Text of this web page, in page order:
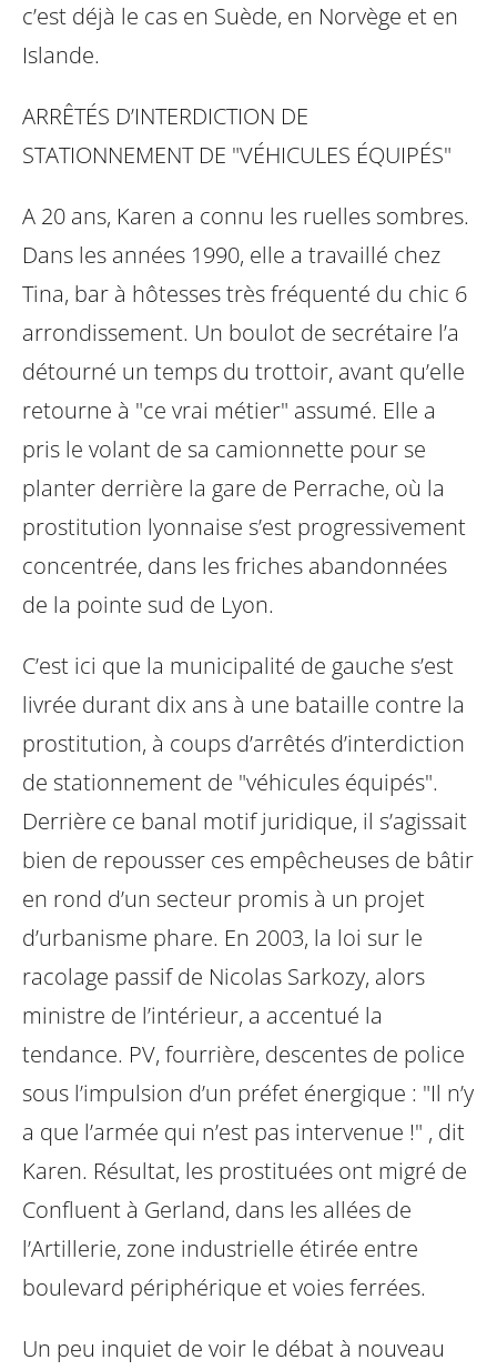
c’est déjà le cas en Suède, en Norvège et en
Islande.
ARRÊTÉS D’INTERDICTION DE
STATIONNEMENT DE "VÉHICULES ÉQUIPÉS"
A 20 ans, Karen a connu les ruelles sombres.
Dans les années 1990, elle a travaillé chez
Tina, bar à hôtesses très fréquenté du chic 6
arrondissement. Un boulot de secrétaire l’a
détourné un temps du trottoir, avant qu’elle
retourne à "ce vrai métier" assumé. Elle a
pris le volant de sa camionnette pour se
planter derrière la gare de Perrache, où la
prostitution lyonnaise s’est progressivement
concentrée, dans les friches abandonnées
de la pointe sud de Lyon.
C’est ici que la municipalité de gauche s’est
livrée durant dix ans à une bataille contre la
prostitution, à coups d’arrêtés d’interdiction
de stationnement de "véhicules équipés".
Derrière ce banal motif juridique, il s’agissait
bien de repousser ces empêcheuses de bâtir
en rond d’un secteur promis à un projet
d’urbanisme phare. En 2003, la loi sur le
racolage passif de Nicolas Sarkozy, alors
ministre de l’intérieur, a accentué la
tendance. PV, fourrière, descentes de police
sous l’impulsion d’un préfet énergique : "Il n’y
a que l’armée qui n’est pas intervenue !" , dit
Karen. Résultat, les prostituées ont migré de
Confluent à Gerland, dans les allées de
l’Artillerie, zone industrielle étirée entre
boulevard périphérique et voies ferrées.
Un peu inquiet de voir le débat à nouveau